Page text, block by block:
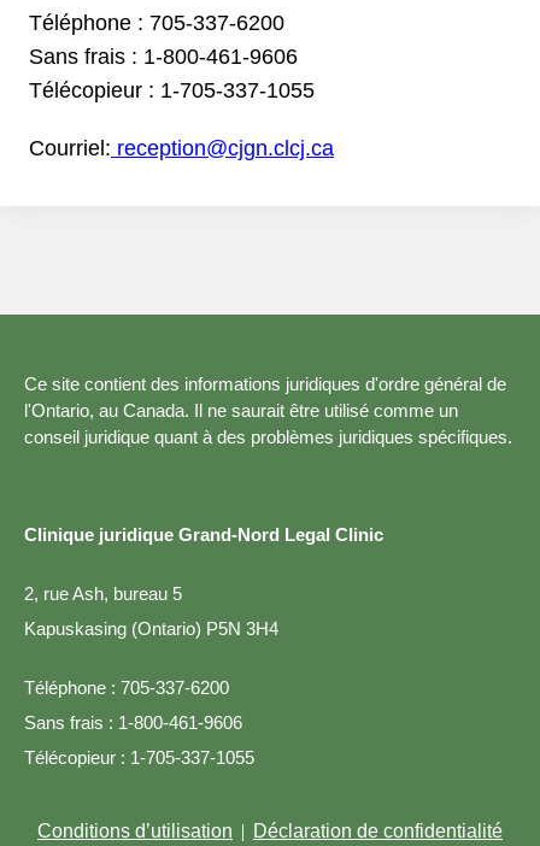
Téléphone : 705-337-6200
Sans frais : 1-800-461-9606
Télécopieur : 1-705-337-1055
Courriel: reception@cjgn.clcj.ca
Ce site contient des informations juridiques d'ordre général de
l'Ontario, au Canada. Il ne saurait être utilisé comme un
conseil juridique quant à des problèmes juridiques spécifiques.
Clinique juridique Grand-Nord Legal Clinic
2, rue Ash, bureau 5
Kapuskasing (Ontario) P5N 3H4
Téléphone : 705-337-6200
Sans frais : 1-800-461-9606
Télécopieur : 1-705-337-1055
Conditions d’utilisation Déclaration de confidentialité